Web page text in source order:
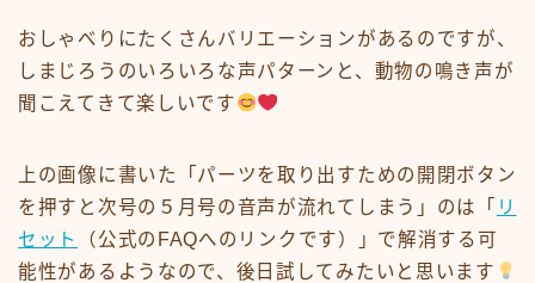
おしゃべりにたくさんバリエーションがある のですが、
しまじろうのいろいろな声パターンと、動物の鳴き声が
聞こえてきて楽しいです
上の画像に書いた「パーツを取り出すための開閉ボタン
を押すと次号の５月号の音声が流れてしまう」のは「 リ
セット
（公式のFAQへのリンクです）」で解消する可
能性があるようなので、後日試してみたいと思います